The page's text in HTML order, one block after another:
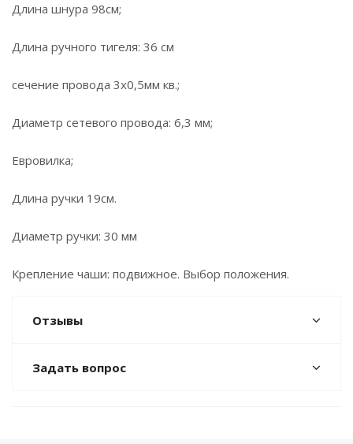
Длина шнура 98см;
Длина ручного тигеля: 36 см
сечение провода 3х0,5мм кв.;
Диаметр сетевого провода: 6,3 мм;
Евровилка;
Длина ручки 19см.
Диаметр ручки: 30 мм
Крепление чаши: подвижное. Выбор положения.
Отзывы
Задать вопрос